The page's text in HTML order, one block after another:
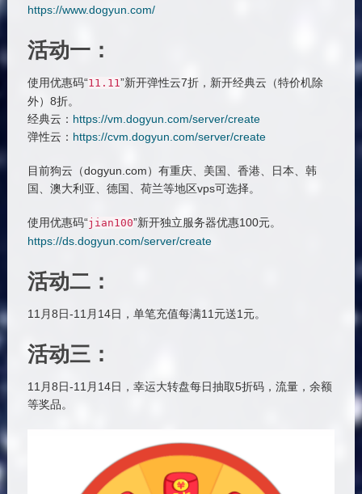
https://www.dogyun.com/
活动一：
使用优惠码“11.11”新开弹性云7折，新开经典云（特价机除
外）8折。
经典云： https://vm.dogyun.com/server/create
弹性云： https://cvm.dogyun.com/server/create
目前狗云（dogyun.com）有重庆、美国、香港、日本、韩
国、澳大利亚、德国、荷兰等地区vps可选择。
使用优惠码“jian100”新开独立服务器优惠100元。
https://ds.dogyun.com/server/create
活动二：
11月8日-11月14日，单笔充值每满11元送1元。
活动三：
11月8日-11月14日，幸运大转盘每日抽取5折码，流量，余额
等奖品。